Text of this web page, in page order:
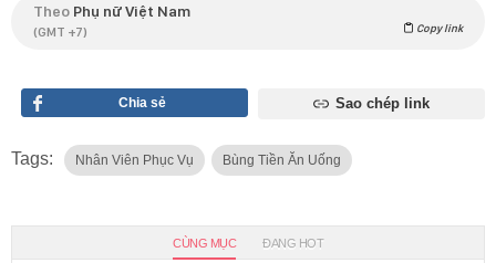
Theo Phụ nữ Việt Nam
(GMT +7) Copy link
Chia sẻ Sao chép link
Tags: Nhân Viên Phục Vụ Bùng Tiền Ăn Uống
CÙNG MỤC ĐANG HOT